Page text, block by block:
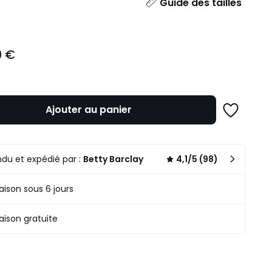
€
Ajouter au panier
Ajouter
et expédié par : Betty Barclay 4,1/5 (98)
sous 6 jours
gratuite